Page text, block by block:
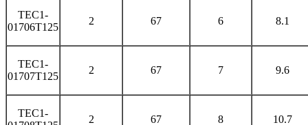
TEC1-
01706T125
2 67 6 8.1
TEC1-
01707T125
2 67 7 9.6
TEC1-
2 67 8 10.7